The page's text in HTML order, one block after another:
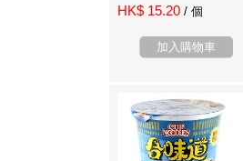
HK$ 15.20 / 個
加入購物車